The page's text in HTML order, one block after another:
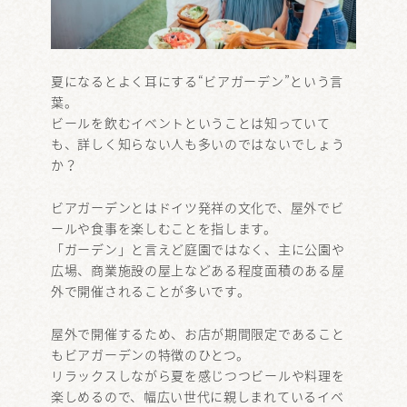
夏になるとよく耳にする“ビアガーデン”という言
葉。
ビールを飲むイベントということは知っていて
も、詳しく知らない人も多いのではないでしょう
か？
ビアガーデンとはドイツ発祥の文化で、屋外でビ
ールや食事を楽しむことを指します。
「ガーデン」と言えど庭園ではなく、主に公園や
広場、商業施設の屋上などある程度面積のある屋
外で開催されることが多いです。
屋外で開催するため、お店が期間限定であること
もビアガーデンの特徴のひとつ。
リラックスしながら夏を感じつつビールや料理を
楽しめるので、幅広い世代に親しまれているイベ